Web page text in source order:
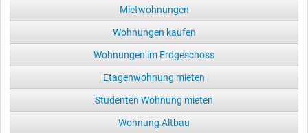
Mietwohnungen
Wohnungen kaufen
Wohnungen im Erdgeschoss
Etagenwohnung mieten
Studenten Wohnung mieten
Wohnung Altbau